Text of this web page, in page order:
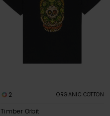
2 ORGANIC COTTON
Timber Orbit